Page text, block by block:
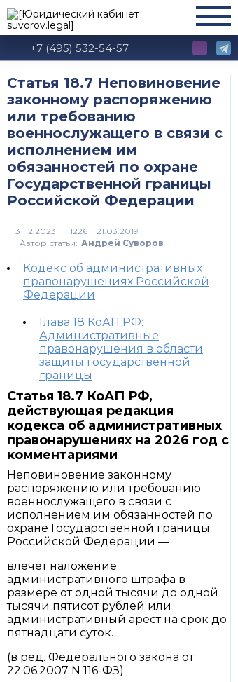
+7 (495) 532-54-57
Статья 18.7 Неповиновение
законному распоряжению
или требованию
военнослужащего в связи с
исполнением им
обязанностей по охране
Государственной границы
Российской Федерации
1226
Автор статьи: Андрей Суворов
Кодекс об административных
правонарушениях Российской
Федерации
Глава 18 КоАП РФ:
Административные
правонарушения в области
защиты государственной
границы
Статья 18.7 КоАП РФ,
действующая редакция
кодекса об административных
правонарушениях на 2026 год с
комментариями
Неповиновение законному
распоряжению или требованию
военнослужащего в связи с
исполнением им обязанностей по
охране Государственной границы
Российской Федерации —
влечет наложение
административного штрафа в
размере от одной тысячи до одной
тысячи пятисот рублей или
административный арест на срок до
пятнадцати суток.
(в ред. Федерального закона от
22.06.2007 N 116-ФЗ)